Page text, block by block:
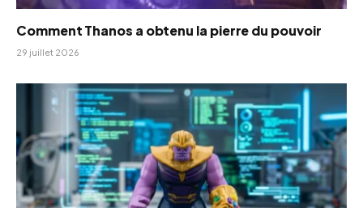
Comment Thanos a obtenu la pierre du pouvoir
29 juillet 2026